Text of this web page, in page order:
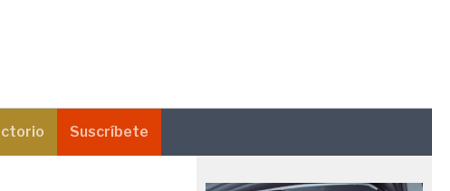
Suscríbete